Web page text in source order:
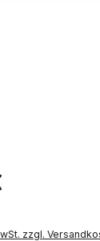
zzgl.